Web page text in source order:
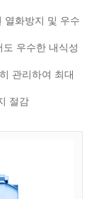
열화방지 및 우수
우수한 내식성
관리하여 최대
절감